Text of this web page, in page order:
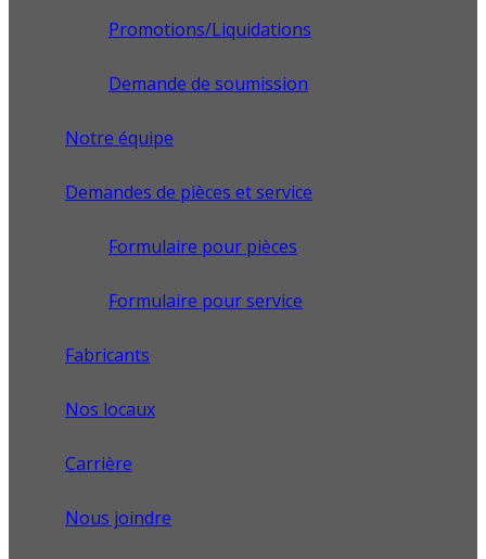
Promotions/Liquidations
Demande de soumission
Notre équipe
Demandes de pièces et service
Formulaire pour pièces
Formulaire pour service
Fabricants
Nos locaux
Carrière
Nous joindre